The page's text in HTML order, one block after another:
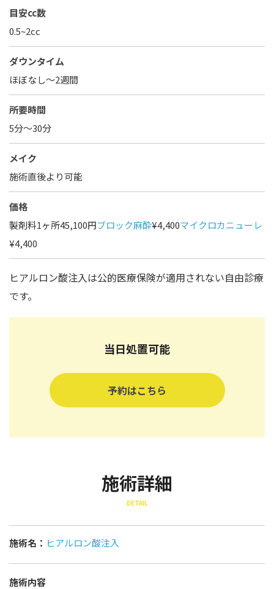
目安cc数
0.5~2cc
ダウンタイム
ほぼなし〜2週間
所要時間
5分～30分
メイク
施術直後より可能
価格
製剤料1ヶ所45,100円ブロック麻酔¥4,400マイクロカニューレ
¥4,400
ヒアルロン酸注入は公的医療保険が適用されない自由診療
です。
当日処置可能
予約はこちら
施術詳細
DETAIL
施術名： ヒアルロン酸注入
施術内容